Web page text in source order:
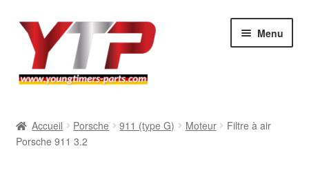
Aller
navigation
Aller
contenu
Menu
BMW
Accueil Porsche 911 (type G) Moteur
Filtre à air
Porsche 911 3.2